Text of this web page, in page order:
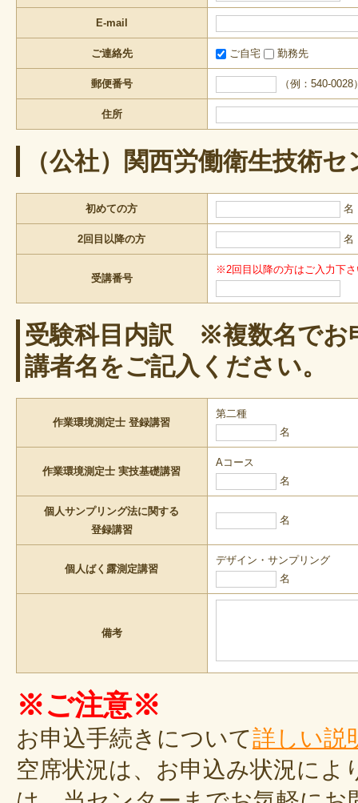
E-mail
ご連絡先 ご自宅 勤務先
郵便番号 （例：540-0028
住所
（公社）関西労働衛生技術
初めての方 名
2回目以降の方 名
受講番号
※2回目以降の方はご入力下
受験科目内訳 ※複数名でお
講者名をご記入ください。
作業環境測定士 登録講習
第二種
名
作業環境測定士 実技基礎講習
Aコース
名
個人サンプリング法に関する
登録講習
名
個人ばく露測定講習
デザイン・サンプリング
名
備考
※ご注意※
お申込手続きについて詳しい説
空席状況は、お申込み状況に